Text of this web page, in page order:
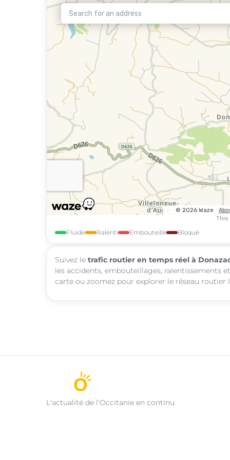
Fluide Ralenti Embouteillé Bloqué
Suivez le trafic routier en temps réel à
les accidents, embouteillages, ralentissements
carte ou zoomez pour explorer le réseau routier
L'actualité de l'Occitanie en continu